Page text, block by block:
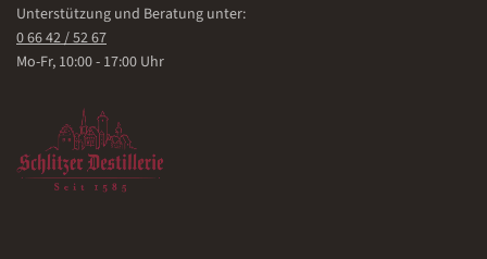
Unterstützung und Beratung unter:
0 66 42 / 52 67
Mo-Fr, 10:00 - 17:00 Uhr